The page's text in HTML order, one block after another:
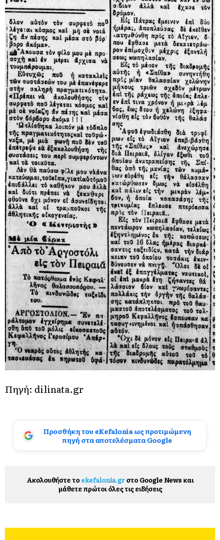
Πηγή: dilinata.gr
Προσθήκη του eKefalonia ως προτιμώμενη
πηγή στα αποτελέσματα Google
Ακολουθήστε το ekefalonia.grστο Google News και
μάθετε πρώτοι όλες τις ειδήσεις